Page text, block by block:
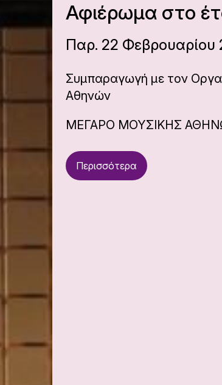
Αφιέρωμα στο
Παρ. 22 Φεβρουαρίου
Συμπαραγωγή με τον
Αθηνών
ΜΕΓΑΡΟ ΜΟΥΣΙΚΗΣ
Περισσότερα